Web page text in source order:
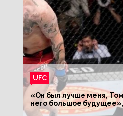
UFC
«Он был лучше меня,
него большое
о поражении Аспиналлу